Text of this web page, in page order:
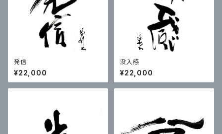
発信
¥22,000
没入感
¥22,000